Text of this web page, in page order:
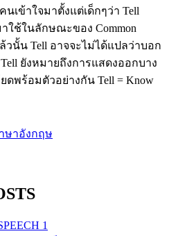
เข้าใจมาตั้งแต่เด็กๆว่า Tell
ใช้ในลักษณะของ Common
วนั้น Tell อาจจะไม่ได้แปลว่าบอก
ยังหมายถึงการแสดงออกบาง
ดพร้อมตัวอย่างกัน Tell = Know
ษาอังกฤษ
1